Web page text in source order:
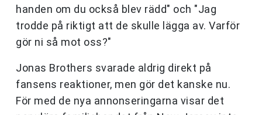
handen om du också blev rädd" och "Jag
trodde på riktigt att de skulle lägga av. Varför
gör ni så mot oss?"
Jonas Brothers svarade aldrig direkt på
fansens reaktioner, men gör det kanske nu.
För med de nya annonseringarna visar det